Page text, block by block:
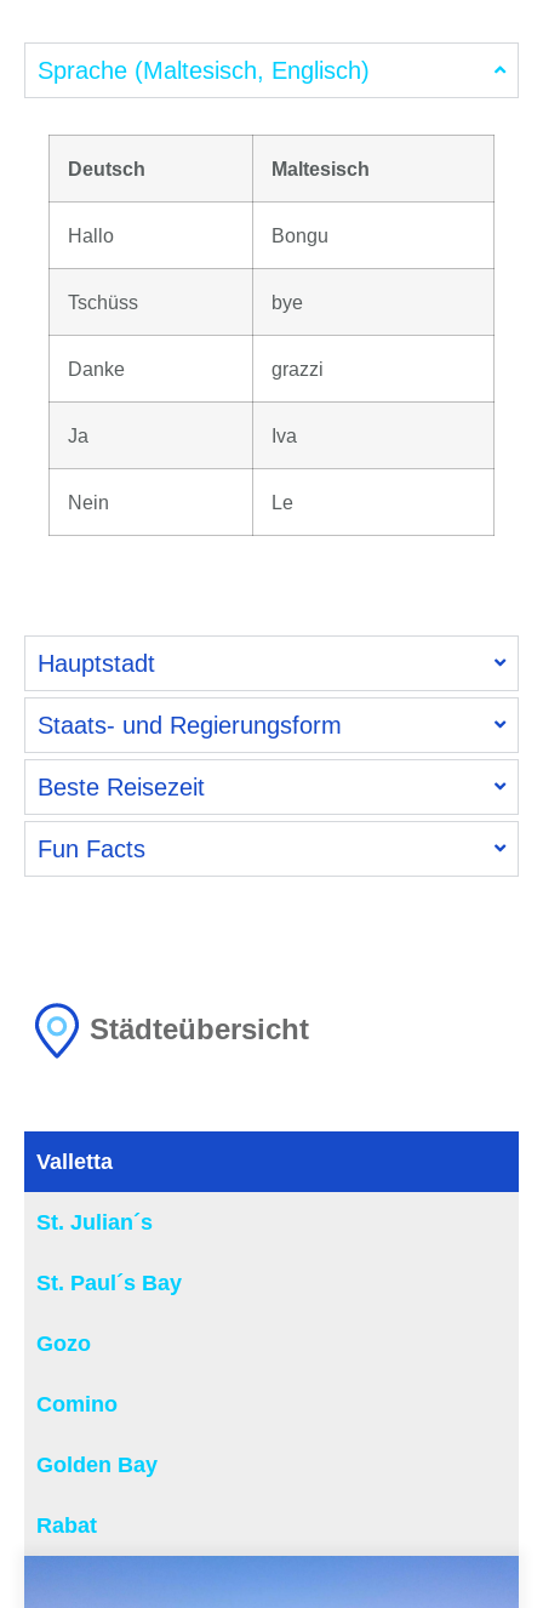
Sprache (Maltesisch, Englisch)
Deutsch Maltesisch
Hallo Bongu
Tschüss bye
Danke grazzi
Ja Iva
Nein Le
Hauptstadt
Staats- und Regierungsform
Beste Reisezeit
Fun Facts
Städteübersicht
Valletta
St. Julian´s
St. Paul´s Bay
Gozo
Comino
Golden Bay
Rabat